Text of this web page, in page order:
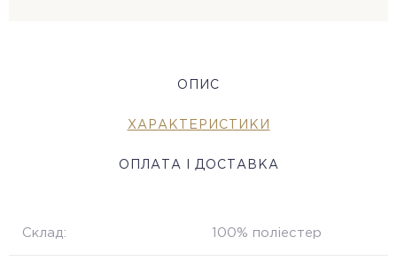
ОПИС
ХАРАКТЕРИСТИКИ
ОПЛАТА І ДОСТАВКА
Склад: 100% поліестер